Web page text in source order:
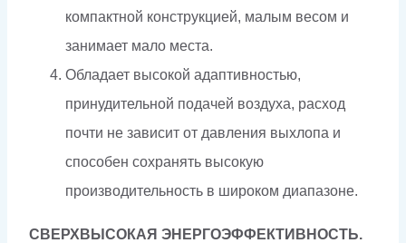
компактной конструкцией, малым весом и
занимает мало места.
Обладает высокой адаптивностью,
принудительной подачей воздуха, расход
почти не зависит от давления выхлопа и
способен сохранять высокую
производительность в широком диапазоне.
СВЕРХВЫСОКАЯ ЭНЕРГОЭФФЕКТИВНОСТЬ.